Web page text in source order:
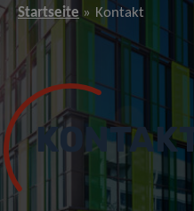
Startseite Kontakt